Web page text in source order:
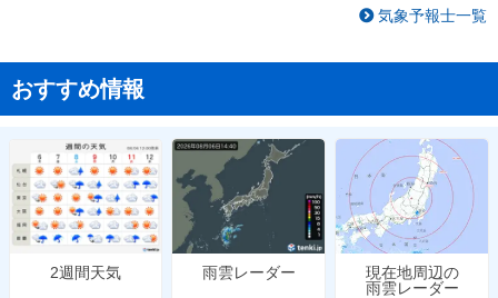
気象予報士一覧
おすすめ情報
2週間天気 雨雲レーダー
現在地周辺の
雨雲レーダー